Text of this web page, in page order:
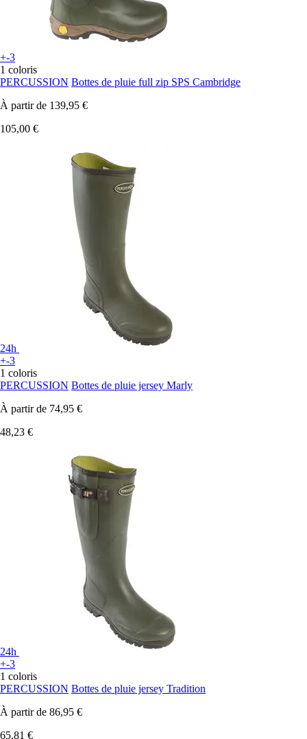
+-3
1 coloris
PERCUSSION Bottes de pluie full zip SPS Cambridge
À partir de 139,95 €
105,00 €
24h
+-3
1 coloris
PERCUSSION Bottes de pluie jersey Marly
À partir de 74,95 €
48,23 €
24h
+-3
1 coloris
PERCUSSION Bottes de pluie jersey Tradition
À partir de 86,95 €
65,81 €